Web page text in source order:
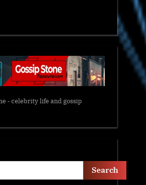
- celebrity life and gossip
Search